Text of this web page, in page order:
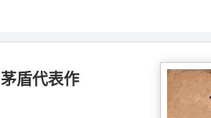
茅盾代表作